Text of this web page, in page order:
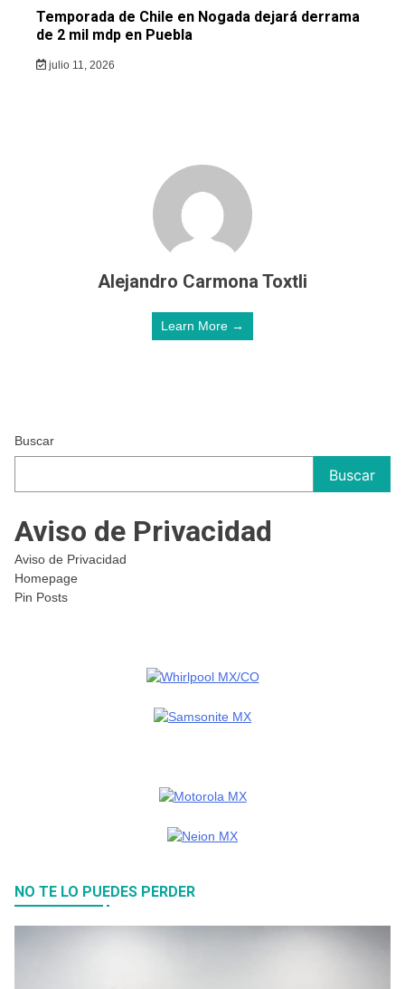
Temporada de Chile en Nogada dejará derrama
de 2 mil mdp en Puebla
julio 11, 2026
Alejandro Carmona Toxtli
Learn More →
Buscar
Buscar
Aviso de Privacidad
Aviso de Privacidad
Homepage
Pin Posts
NO TE LO PUEDES PERDER